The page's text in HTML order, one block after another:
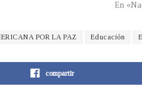
En
POR LA PAZ Educación
compartir